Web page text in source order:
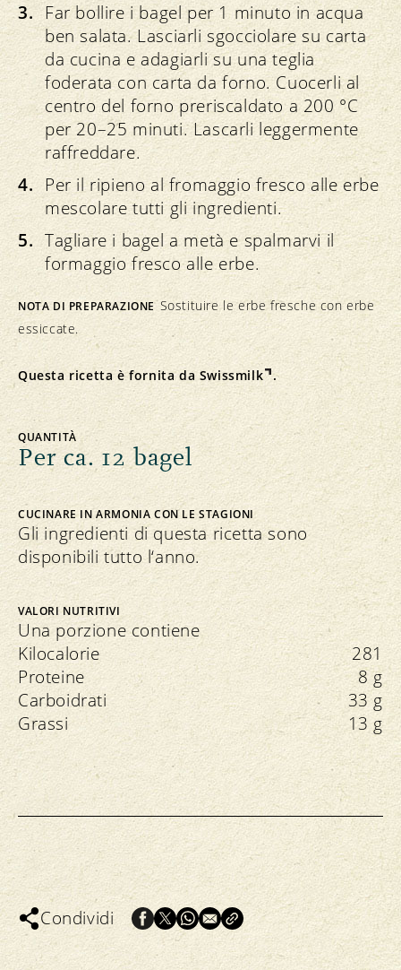
Far bollire i bagel per 1 minuto in acqua
ben salata. Lasciarli sgocciolare su carta
da cucina e adagiarli su una teglia
foderata con carta da forno. Cuocerli al
centro del forno preriscaldato a 200 °C
per 20–25 minuti. Lascarli leggermente
raffreddare.
Per il ripieno al fromaggio fresco alle erbe
mescolare tutti gli ingredienti.
Tagliare i bagel a metà e spalmarvi il
formaggio fresco alle erbe.
NOTA DI PREPARAZIONE Sostituire le erbe fresche con erbe
essiccate.
Questa ricetta è fornita da Swissmilk .
QUANTITÀ
Per ca. 12 bagel
CUCINARE IN ARMONIA CON LE STAGIONI
Gli ingredienti di questa ricetta sono
disponibili tutto l‘anno.
VALORI NUTRITIVI
Una porzione contiene
Kilocalorie
281
Proteine
8 g
Carboidrati
33 g
Grassi
13 g
Condividi